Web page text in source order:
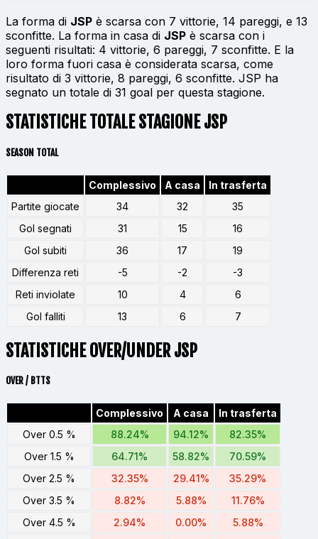
La forma di JSP è scarsa con 7 vittorie, 14 pareggi, e 13
sconfitte. La forma in casa di JSP è scarsa con i
seguenti risultati: 4 vittorie, 6 pareggi, 7 sconfitte. E la
loro forma fuori casa è considerata scarsa, come
risultato di 3 vittorie, 8 pareggi, 6 sconfitte. JSP ha
segnato un totale di 31 goal per questa stagione.
STATISTICHE TOTALE STAGIONE JSP
SEASON TOTAL
Complessivo A casa
In trasferta
Partite giocate
34 32
35
Gol segnati
31 15
16
Gol subiti
36 17
19
Differenza reti
-5 -2
-3
Reti inviolate
10 4
6
Gol falliti
13 6 7
STATISTICHE OVER/UNDER JSP
OVER / BTTS
Complessivo A casa
In trasferta
Over 0.5 %
88.24% 94.12%
82.35%
Over 1.5 %
64.71% 58.82%
70.59%
Over 2.5 %
32.35% 29.41%
35.29%
Over 3.5 %
8.82% 5.88%
11.76%
Over 4.5 %
2.94% 0.00%
5.88%